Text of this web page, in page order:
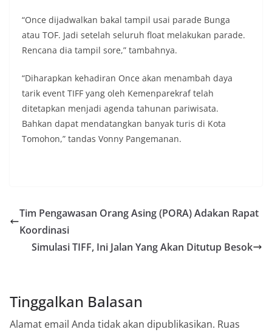
“Once dijadwalkan bakal tampil usai parade Bunga
atau TOF. Jadi setelah seluruh float melakukan parade.
Rencana dia tampil sore,” tambahnya.
“Diharapkan kehadiran Once akan menambah daya
tarik event TIFF yang oleh Kemenparekraf telah
ditetapkan menjadi agenda tahunan pariwisata.
Bahkan dapat mendatangkan banyak turis di Kota
Tomohon,” tandas Vonny Pangemanan.
Tim Pengawasan Orang Asing (PORA) Adakan Rapat
Koordinasi
Simulasi TIFF, Ini Jalan Yang Akan Ditutup Besok
Tinggalkan Balasan
Alamat email Anda tidak akan dipublikasikan. Ruas